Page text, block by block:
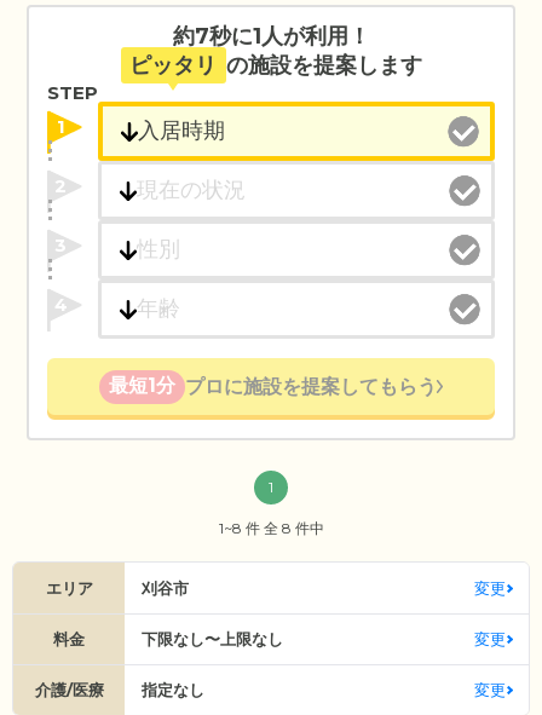
約7秒に1人が利用！
ピッタリ の施設を提案します
STEP
1
2
3
4
最短1分 プロに施設を提案してもらう
1
1~8 件 全 8 件中
エリア 刈谷市 変更
料金 下限なし〜上限なし 変更
介護/医療 指定なし 変更